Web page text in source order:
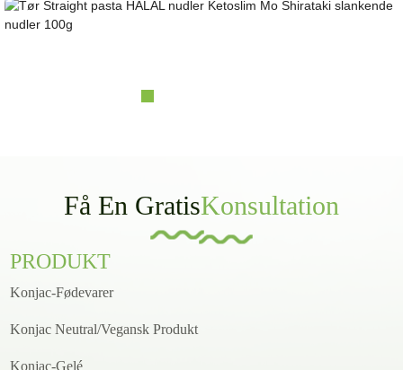
Få En GratisKonsultation
PRODUKT
Konjac-Fødevarer
Konjac Neutral/Vegansk Produkt
Konjac-Gelé